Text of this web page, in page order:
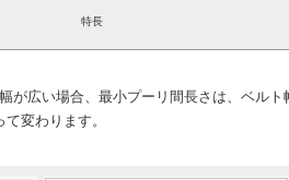
特長
広い場合、最小プーリ間長さは、ベルト
変わります。